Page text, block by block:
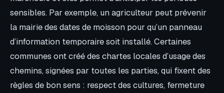
sensibles. Par exemple, un agriculteur peut prévenir
la mairie des dates de moisson pour qu’un panneau
d’information temporaire soit installé. Certaines
communes ont créé des chartes locales d’usage des
chemins, signées par toutes les parties, qui fixent des
règles de bon sens : respect des cultures, fermeture